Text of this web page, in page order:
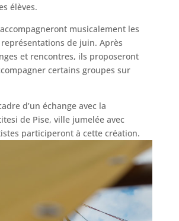
élèves.
musicalement les
de juin. Après
et rencontres, ils proposeront
certains groupes sur
d’un échange avec la
de Pise, ville jumelée avec
participeront à cette création.